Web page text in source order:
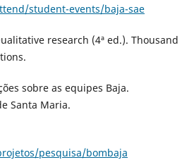
student-events/baja-sae
research (4ª ed.). Thousand
sobre as equipes Baja.
Santa Maria.
pesquisa/bombaja